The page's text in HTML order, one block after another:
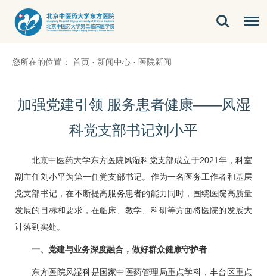
您所在的位置： 首页 · 新闻中心 · 医院新闻
加强党建引领 服务患者健康——风湿
科党支部书记刘小平
北京中医药大学东方医院风湿科党支部成立于2021年，科室
副主任刘小平为第一任党支部书记。作为一名医务工作者和基层
党支部书记，在不断提高服务患者的能力同时，围绕医院高质量
发展的目标和要求，在临床、教学、科研等方面将医院的发展大
计落到实处。
一、党建与业务深度融合，做好群众健康守护者
东方医院风湿科是国家中医药管理局重点学科，丰台区重点